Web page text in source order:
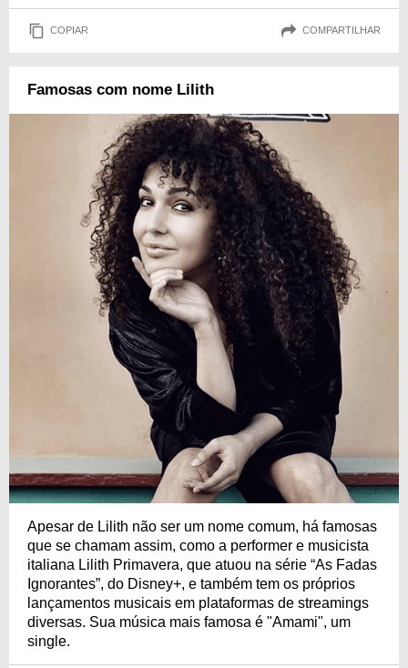
COPIAR COMPARTILHAR
Famosas com nome Lilith
Apesar de Lilith não ser um nome comum, há famosas
que se chamam assim, como a performer e musicista
italiana Lilith Primavera, que atuou na série “As Fadas
Ignorantes”, do Disney+, e também tem os próprios
lançamentos musicais em plataformas de streamings
diversas. Sua música mais famosa é "Amami", um
single.